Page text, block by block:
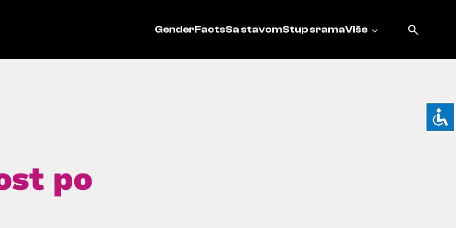
GenderFactsSa stavomStup sramaViše
po